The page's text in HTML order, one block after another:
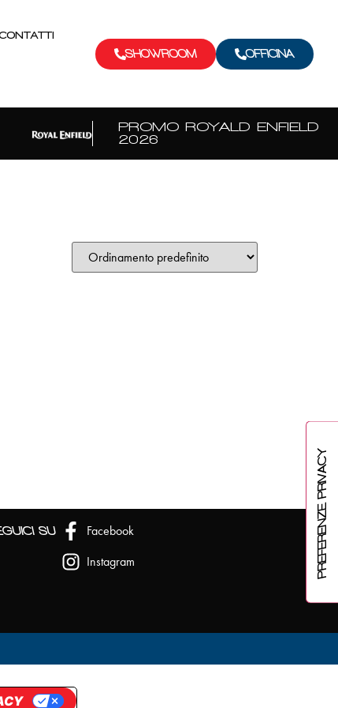
SHOWROOM OFFICINA
PROMO ROYALD ENFIELD
2026
SU Facebook
Instagram